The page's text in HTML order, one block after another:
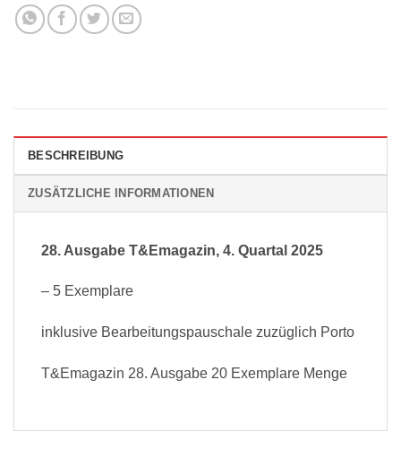
BESCHREIBUNG
ZUSÄTZLICHE INFORMATIONEN
28. Ausgabe T&Emagazin, 4. Quartal 2025
– 5 Exemplare
inklusive Bearbeitungspauschale zuzüglich Porto
T&Emagazin 28. Ausgabe 20 Exemplare Menge